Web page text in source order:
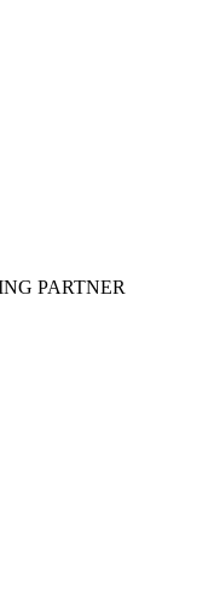
PARTNER